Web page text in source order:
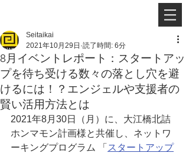
8月イベントレポート：スタートアッ
プを待ち受ける数々の落とし穴を避
けるには！？エンジェルや支援者の
賢い活用方法とは
Seitaikai
2021年10月29日 読了時間: 6分
2021年8月30日（月）に、大江橋北詰
ホンマモン計画様と共催し、ネットワ
ーキングプログラム 「 スタートアップ